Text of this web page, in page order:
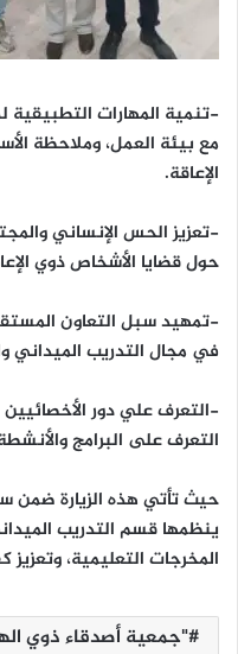
-تنمية المهارات
مع بيئة العمل، وملاحظة
الإعاقة.
-تعزيز الحس الإنساني
حول قضايا الأشخاص ذوي
-تمهيد سبل التعاون
في مجال التدريب الميداني
-التعرف علي دور
التعرف على البرامج
حيث تأتي هذه الزيارة ضمن
ينظمها قسم التدريب
المخرجات التعليمية،
"جمعية أصدقاء ذوي